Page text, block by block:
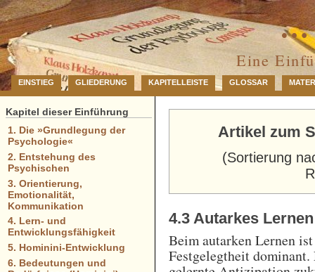
…
Eine
EINSTIEG GLIEDERUNG KAPITELLEISTE GLOSSAR
Artikel zum
(Sortierung
4.3 Autarkes
Beim autarken Lernen
Festgelegtheit
Kapitel dieser Einführung
1. Die »Grundlegung der
Psychologie«
2. Entstehung des
Psychischen
3. Orientierung,
Emotionalität,
Kommunikation
4. Lern- und
Entwicklungsfähigkeit
5. Hominini-Entwicklung
6. Bedeutungen und